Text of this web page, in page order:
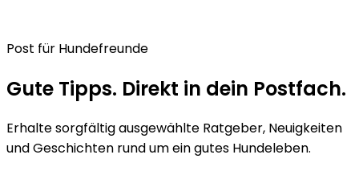
Post für Hundefreunde
Gute Tipps. Direkt in dein Postfach.
Erhalte sorgfältig ausgewählte Ratgeber, Neuigkeiten
und Geschichten rund um ein gutes Hundeleben.